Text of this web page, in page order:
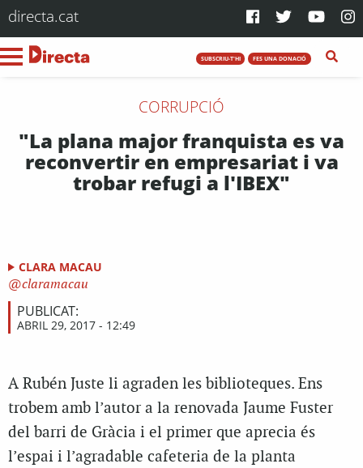
directa.cat
SUBSCRIU-T'HI FES UNA DONACIÓ
CORRUPCIÓ
"La plana major franquista es va
reconvertir en empresariat i va
trobar refugi a l'IBEX"
CLARA MACAU
claramacau
PUBLICAT:
ABRIL 29, 2017 - 12:49
A Rubén Juste li agraden les biblioteques. Ens
trobem amb l’autor a la renovada Jaume Fuster
del barri de Gràcia i el primer que aprecia és
l’espai i l’agradable cafeteria de la planta